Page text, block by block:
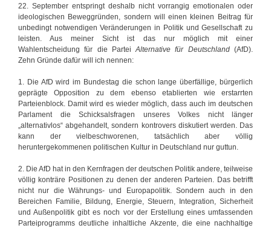
22. September entspringt deshalb nicht vorrangig emotionalen oder
ideologischen Beweggründen, sondern will einen kleinen Beitrag für
unbedingt notwendigen Veränderungen in Politik und Gesellschaft zu
leisten. Aus meiner Sicht ist das nur möglich mit einer
Wahlentscheidung für die ParteiAlternative für Deutschland(AfD).
Zehn Gründe dafür will ich nennen:
1. Die AfD wird im Bundestag die schon lange überfällige, bürgerlich
geprägte Opposition zu dem ebenso etablierten wie erstarrten
Parteienblock. Damit wird es wieder möglich, dass auch im deutschen
Parlament die Schicksalsfragen unseres Volkes nicht länger
„alternativlos“ abgehandelt, sondern kontrovers diskutiert werden. Das
kann der vielbeschworenen, tatsächlich aber völlig
heruntergekommenen politischen Kultur in Deutschland nur guttun.
2. Die AfD hat in den Kernfragen der deutschen Politik andere, teilweise
völlig konträre Positionen zu denen der anderen Parteien. Das betrifft
nicht nur die Währungs- und Europapolitik. Sondern auch in den
Bereichen Familie, Bildung, Energie, Steuern, Integration, Sicherheit
und Außenpolitik gibt es noch vor der Erstellung eines umfassenden
Parteiprogramms deutliche inhaltliche Akzente, die eine nachhaltige